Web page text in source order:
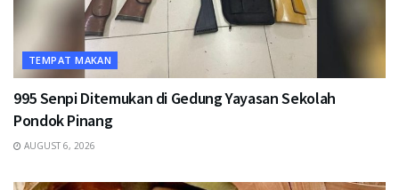
TEMPAT MAKAN
995 Senpi Ditemukan di Gedung Yayasan Sekolah
Pondok Pinang
AUGUST 6, 2026